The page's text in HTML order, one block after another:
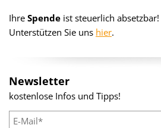
Ihre Spende ist steuerlich absetzbar!
Unterstützen Sie uns hier.
Newsletter
kostenlose Infos und Tipps!